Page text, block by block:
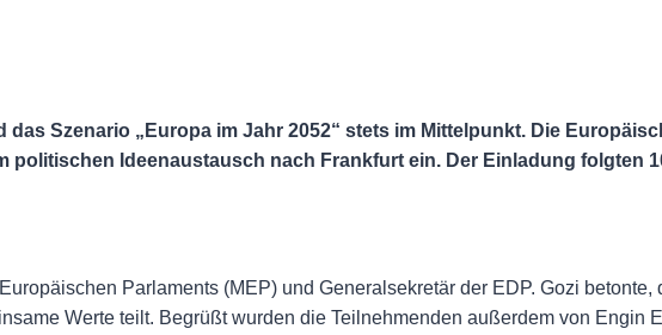
das Szenario „Europa im Jahr 2052“ stets im Mittelpunkt. Die
politischen Ideenaustausch nach Frankfurt ein. Der Einladung folgten
Parlaments (MEP) und Generalsekretär der EDP. Gozi betonte,
Werte teilt. Begrüßt wurden die Teilnehmenden außerdem von Engin